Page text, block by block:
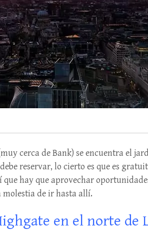
cerca de Bank) se encuentra el
reservar, lo cierto es que es
que hay que aprovechar
molestia de ir hasta allí.
en el norte de